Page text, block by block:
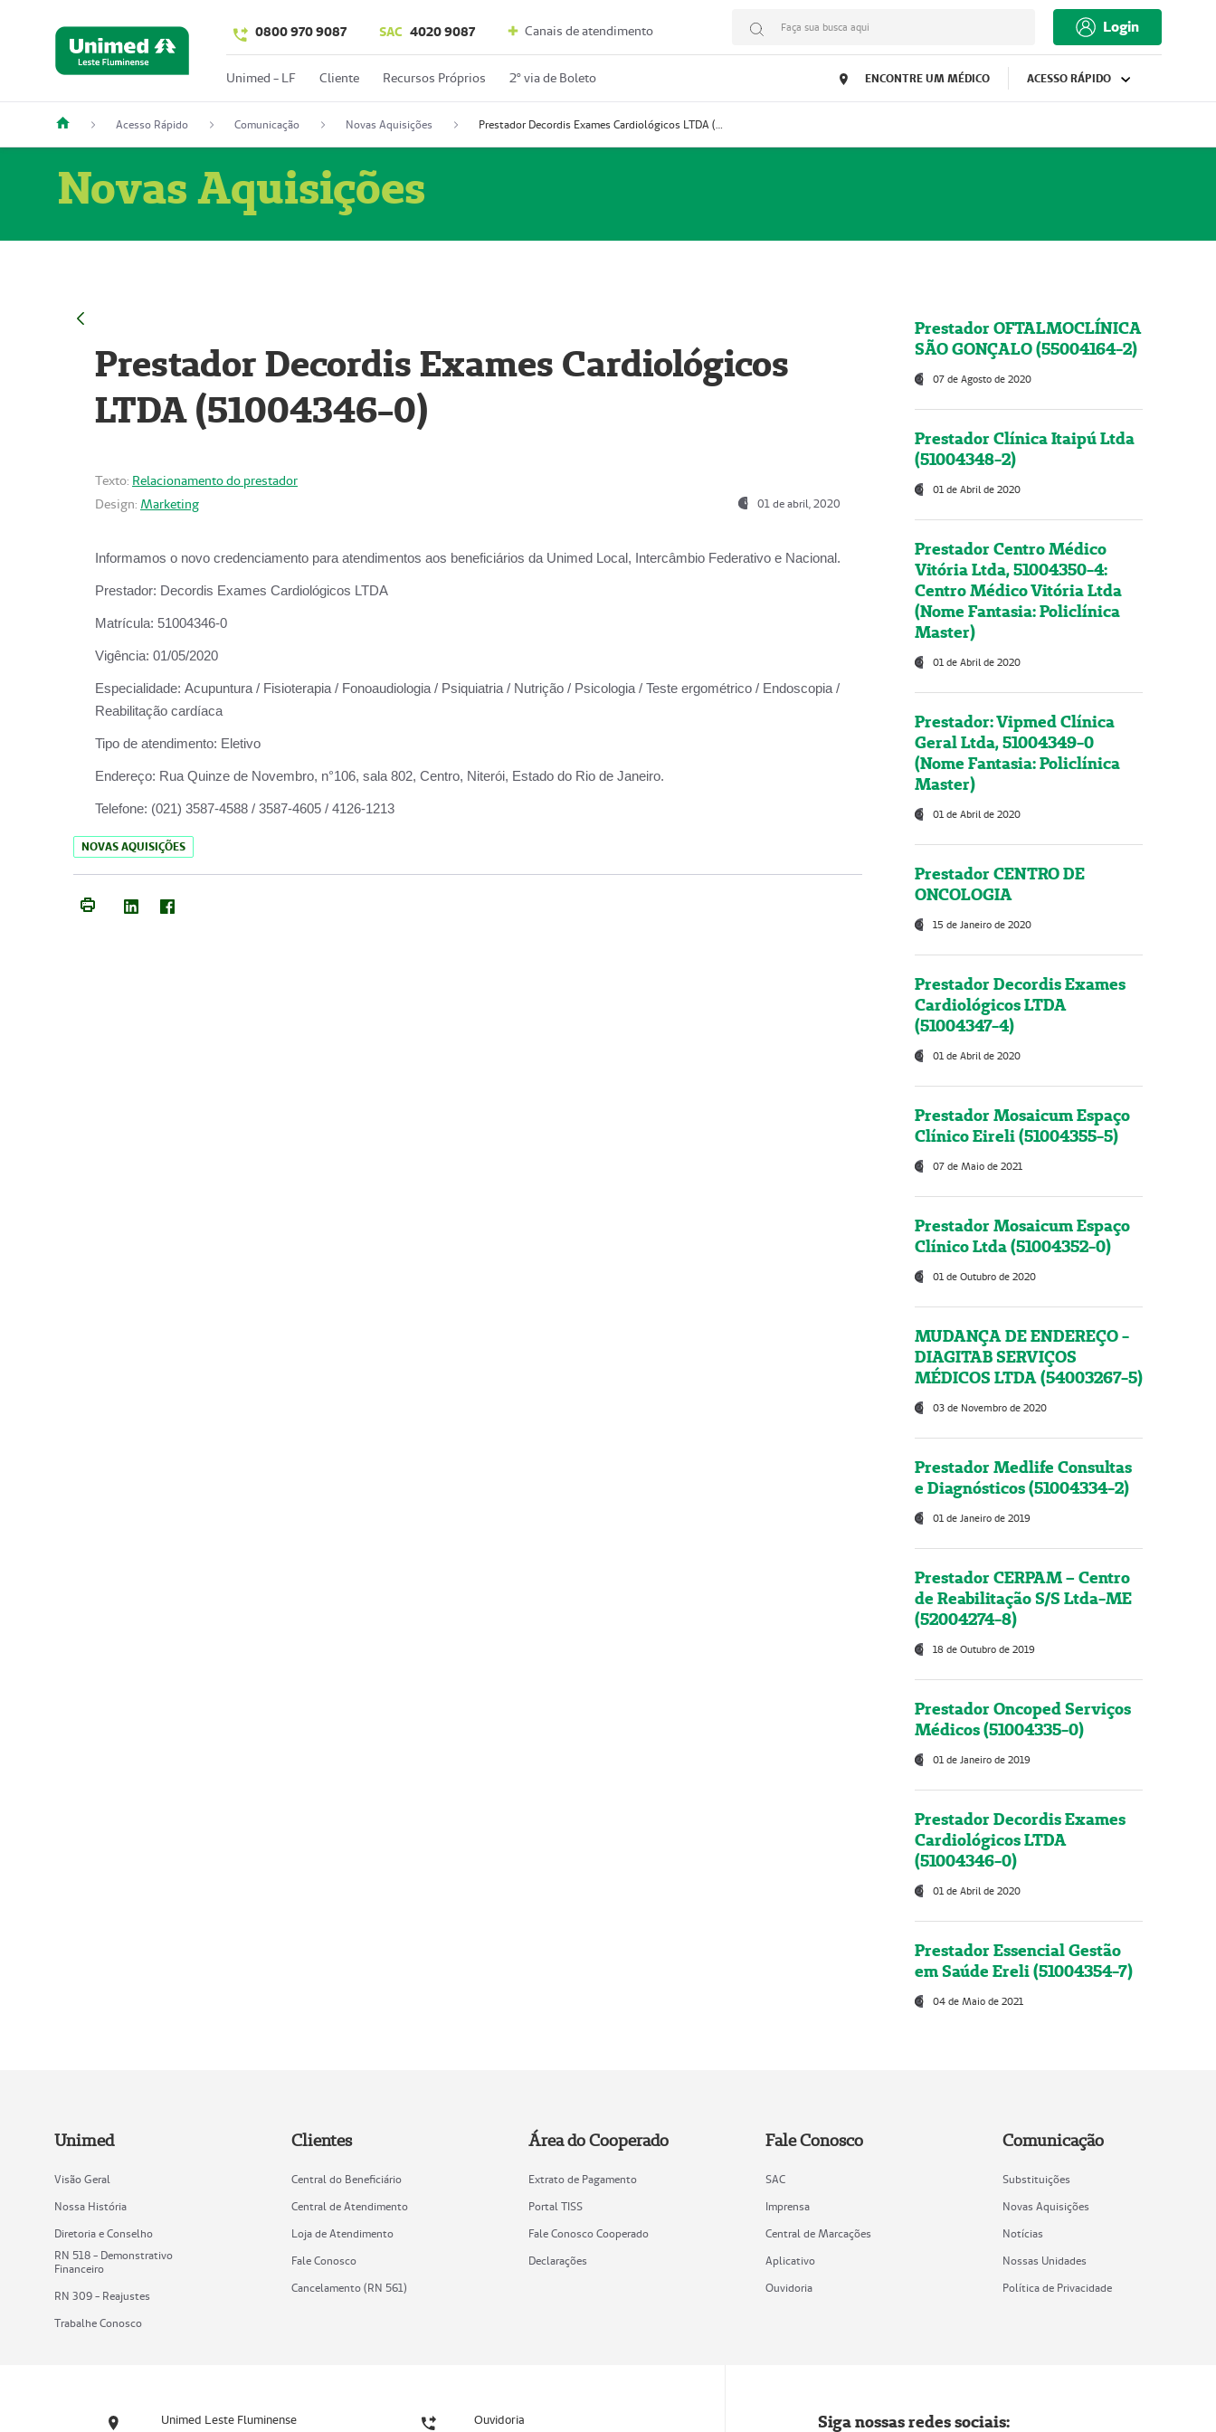
0800 970 9087 SAC 4020 9087 Canais de atendimento Faça sua busca aqui Login
Unimed - LF Cliente Recursos Próprios 2º via de Boleto ENCONTRE UM MÉDICO ACESSO RÁPIDO
Acesso Rápido Comunicação Novas Aquisições Prestador Decordis Exames Cardiológicos LTDA (51004346-0)
Novas Aquisições
Prestador Decordis Exames Cardiológicos
LTDA (51004346-0)
Texto: Relacionamento do prestador
Design: Marketing 01 de abril, 2020
Informamos o novo credenciamento para atendimentos aos beneficiários da Unimed Local, Intercâmbio Federativo e Nacional.
Prestador: Decordis Exames Cardiológicos LTDA
Matrícula: 51004346-0
Vigência: 01/05/2020
Especialidade: Acupuntura / Fisioterapia / Fonoaudiologia / Psiquiatria / Nutrição / Psicologia / Teste ergométrico / Endoscopia /
Reabilitação cardíaca
Tipo de atendimento: Eletivo
Endereço: Rua Quinze de Novembro, n°106, sala 802, Centro, Niterói, Estado do Rio de Janeiro.
Telefone: (021) 3587-4588 / 3587-4605 / 4126-1213
NOVAS AQUISIÇÕES
Prestador OFTALMOCLÍNICA
SÃO GONÇALO (55004164-2)
07 de Agosto de 2020
Prestador Clínica Itaipú Ltda
(51004348-2)
01 de Abril de 2020
Prestador Centro Médico
Vitória Ltda, 51004350-4:
Centro Médico Vitória Ltda
(Nome Fantasia: Policlínica
Master)
01 de Abril de 2020
Prestador: Vipmed Clínica
Geral Ltda, 51004349-0
(Nome Fantasia: Policlínica
Master)
01 de Abril de 2020
Prestador CENTRO DE
ONCOLOGIA
15 de Janeiro de 2020
Prestador Decordis Exames
Cardiológicos LTDA
(51004347-4)
01 de Abril de 2020
Prestador Mosaicum Espaço
Clínico Eireli (51004355-5)
07 de Maio de 2021
Prestador Mosaicum Espaço
Clínico Ltda (51004352-0)
01 de Outubro de 2020
MUDANÇA DE ENDEREÇO -
DIAGITAB SERVIÇOS
MÉDICOS LTDA (54003267-5)
03 de Novembro de 2020
Prestador Medlife Consultas
e Diagnósticos (51004334-2)
01 de Janeiro de 2019
Prestador CERPAM – Centro
de Reabilitação S/S Ltda-ME
(52004274-8)
18 de Outubro de 2019
Prestador Oncoped Serviços
Médicos (51004335-0)
01 de Janeiro de 2019
Prestador Decordis Exames
Cardiológicos LTDA
(51004346-0)
01 de Abril de 2020
Prestador Essencial Gestão
em Saúde Ereli (51004354-7)
04 de Maio de 2021
Unimed
Visão Geral
Nossa História
Diretoria e Conselho
RN 518 - Demonstrativo
Financeiro
RN 309 - Reajustes
Trabalhe Conosco
Clientes
Central do Beneficiário
Central de Atendimento
Loja de Atendimento
Fale Conosco
Cancelamento (RN 561)
Área do Cooperado
Extrato de Pagamento
Portal TISS
Fale Conosco Cooperado
Declarações
Fale Conosco
SAC
Imprensa
Central de Marcações
Aplicativo
Ouvidoria
Comunicação
Substituições
Novas Aquisições
Notícias
Nossas Unidades
Política de Privacidade
Unimed Leste Fluminense Ouvidoria Siga nossas redes sociais: